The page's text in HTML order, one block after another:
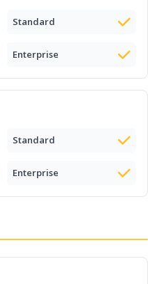
Standard
Enterprise
Standard
Enterprise